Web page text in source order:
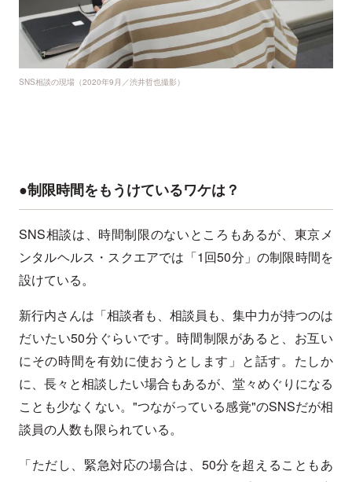
SNS相談の現場（2020年9月／渋井哲也撮影）
●制限時間をもうけているワケは？
SNS相談は、時間制限のないところもあるが、東京メ
ンタルヘルス・スクエアでは「1回50分」の制限時間を
設けている。
新行内さんは「相談者も、相談員も、集中力が持つのは
だいたい50分ぐらいです。時間制限があると、お互い
にその時間を有効に使おうとします」と話す。たしか
に、長々と相談したい場合もあるが、堂々めぐりになる
ことも少なくない。"つながっている感覚"のSNSだが相
談員の人数も限られている。
「ただし、緊急対応の場合は、50分を超えることもあ